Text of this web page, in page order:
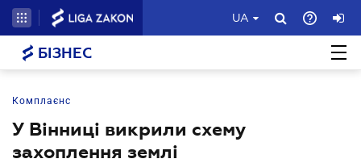
UA
БІЗНЕС
Комплаєнс
У Вінниці викрили схему
захоплення землі